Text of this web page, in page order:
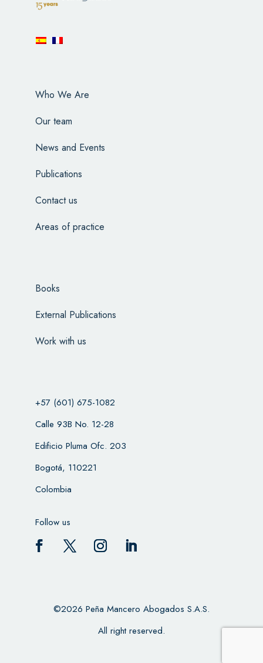
Who We Are
Our team
News and Events
Publications
Contact us
Areas of practice
Books
External Publications
Work with us
+57 (601) 675-1082
Calle 93B No. 12-28
Edificio Pluma Ofc. 203
Bogotá, 110221
Colombia
Follow us
©2026 Peña Mancero Abogados S.A.S.
All right reserved.